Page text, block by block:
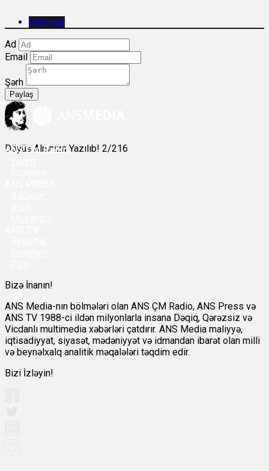
Şərh yaz
Ad
Email
Şərh
Paylaş
Döyüş Alnınıza Yazılıb! 2/216
ANSÇM Radio
Bizə İnanın!
ANS Media-nın bölmələri olan ANS ÇM Radio, ANS Press və
ANS TV 1988-ci ildən milyonlarla insana Dəqiq, Qərəzsiz və
Vicdanlı multimedia xəbərləri çatdırır. ANS Media maliyyə,
iqtisadiyyat, siyasət, mədəniyyət və idmandan ibarət olan milli
və beynəlxalq analitik məqalələri təqdim edir.
Bizi İzləyin!